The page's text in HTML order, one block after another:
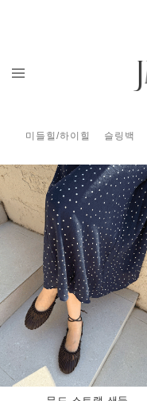
미들힐/하이힐 슬링백